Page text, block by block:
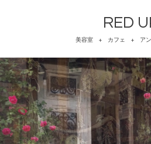
RED
美容室 + カフェ + アン